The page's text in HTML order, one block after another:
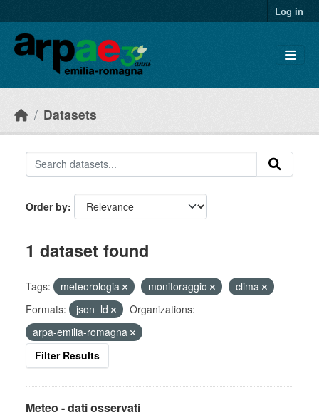
Log in
Datasets
Order by
1 dataset found
Tags: meteorologia monitoraggio
clima
Formats:
json_ld
Organizations:
arpa-emilia-romagna
Filter Results
Meteo - dati osservati